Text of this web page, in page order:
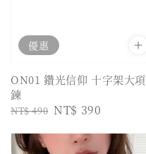
優惠
ON01 鑽光信仰 十字架大項
鍊
Regular
NT$ 490 Sale
NT$ 390